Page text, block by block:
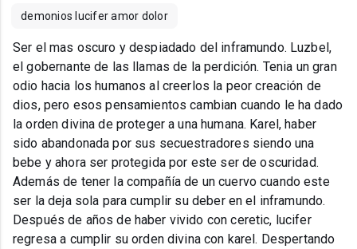
demonios lucifer amor dolor
Ser el mas oscuro y despiadado del inframundo. Luzbel,
el gobernante de las llamas de la perdición. Tenia un gran
odio hacia los humanos al creerlos la peor creación de
dios, pero esos pensamientos cambian cuando le ha dado
la orden divina de proteger a una humana. Karel, haber
sido abandonada por sus secuestradores siendo una
bebe y ahora ser protegida por este ser de oscuridad.
Además de tener la compañía de un cuervo cuando este
ser la deja sola para cumplir su deber en el inframundo.
Después de años de haber vivido con ceretic, lucifer
regresa a cumplir su orden divina con karel. Despertando